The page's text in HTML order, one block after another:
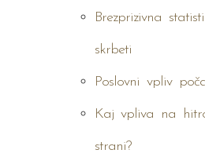
Brezprizivna
skrbeti
Poslovni vpliv
Kaj vpliva na
strani?